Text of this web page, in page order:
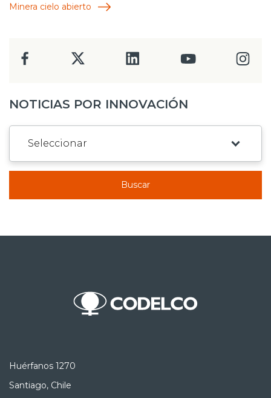
Minera cielo abierto
NOTICIAS POR INNOVACIÓN
Buscar
Huérfanos 1270
Santiago, Chile